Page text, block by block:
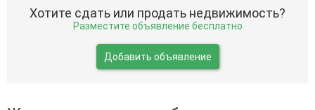
Хотите сдать или продать недвижимость?
Разместите объявление бесплатно
Добавить объявление